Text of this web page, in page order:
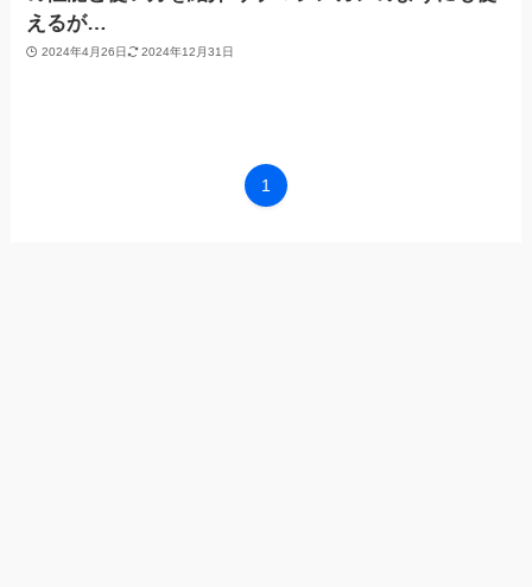
えるが…
2024年4月26日 2024年12月31日
1